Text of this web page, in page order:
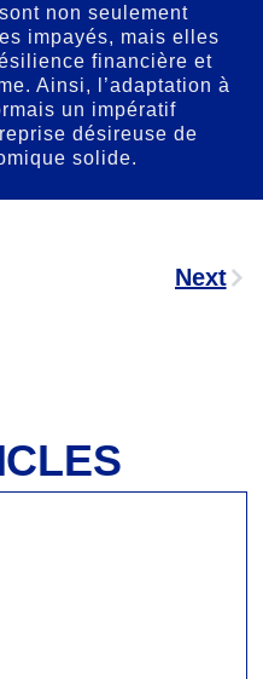
non seulement
impayés, mais elles
financière et
Ainsi, l’adaptation à
un impératif
désireuse de
solide.
Next